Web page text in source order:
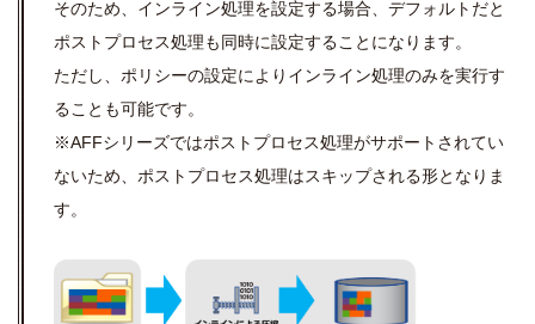
そのため、インライン処理を設定する場合、デフォルトだと
ポストプロセス処理も同時に設定することになります。
ただし、ポリシーの設定によりインライン処理のみを実行す
ることも可能です。
※AFFシリーズではポストプロセス処理がサポートされてい
ないため、ポストプロセス処理はスキップされる形となりま
す。